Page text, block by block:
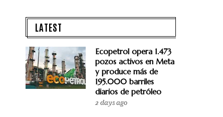
LATEST
Ecopetrol opera 1.473
pozos activos en Meta
y produce más de
195.000 barriles
diarios de petróleo
2 days ago